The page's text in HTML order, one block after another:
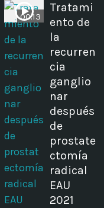
00:13
Tratami
ento de
la
recurren
cia
ganglio
nar
después
de
prostate
ctomía
radical
EAU
2021